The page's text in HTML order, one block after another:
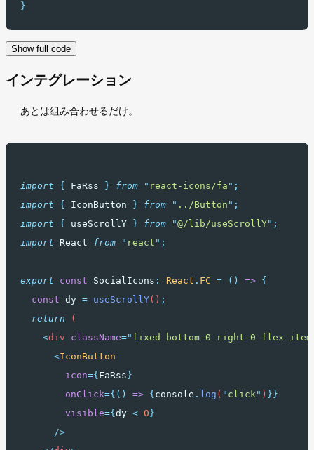
}
Show full code
インテグレーション
あとは組み合わせるだけ。
import { FaRss } from " react-icons/fa " ;
import
{ IconButton } from " ../Button " ;
import
{ useScrollY } from "@/lib/useScrollY" ;
import React from " react " ;
export const SocialIcons : React . FC = () =>
{
const dy = useScrollY() ;
return (
<div className=" fixed bottom-0 right-0 flex
<IconButton
icon={FaRss}
onClick={() => {console . log ( " click " ) }}
visible={dy < 0}
      />